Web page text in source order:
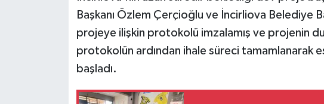
Başkanı Özlem Çerçioğlu ve İncirliova Belediye
projeye ilişkin protokolü imzalamış ve projenin
protokolün ardından ihale süreci tamamlanarak
başladı.